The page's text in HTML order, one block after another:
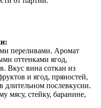
переливами. Аромат
оттенками ягод,
Вкус вина соткан из
и ягод, пряностей,
длительном послевкусии.
мясу, стейку, баранине,